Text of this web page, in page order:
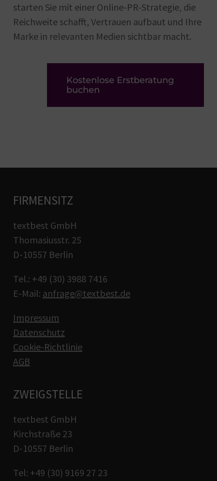
starten Sie mit einer Online-PR-Strategie, die
Reichweite schafft, Vertrauen aufbaut und Ihre
Marke in relevanten Medien sichtbar macht.
Kostenlose Erstberatung
buchen
FIRMENSITZ
textbest GmbH
Thomasiusstr. 25
D-10557 Berlin
Tel.: +49 (30) 3988 7416
E-Mail: anfrage@textbest.de
Impressum
Datenschutz
Cookie-Richtlinie
AGB
ZWEIGSTELLE
textbest GmbH
Kirchstraße 23
D-10557 Berlin
Tel: +49 (30) 9169 27 23